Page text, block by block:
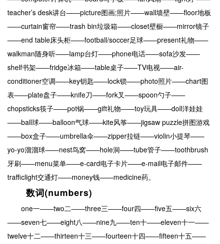
teacher’s desk讲台——picture图画;照片——wall墙壁——floor地板
——curtain窗帘——trash bin垃圾箱——closet壁橱——mirror镜子
——end table床头柜——football/soccer足球——present礼物——
walkman随身听——lamp台灯——phone电话——sofa沙发——
shelf书架——fridge冰箱——table桌子——TV电视——air-
conditioner空调——key钥匙——lock锁——photo照片——chart图
表——plate盘子——knife刀——fork叉——spoon勺子——
chopsticks筷子——pot锅——gift礼物——toy玩具——doll洋娃娃
——ball球——balloon气球——kite风筝——jigsaw puzzle拼图游戏
——box盒子——umbrella伞——zipper拉链——violin小提琴——
yo-yo溜溜球——nest鸟窝——hole洞——tube管子——toothbrush
牙刷——menu菜单——e-card电子卡片——e-mail电子邮件——
trafficlight交通灯——money钱——medicine药。
数词(numbers)
one一——two二——three三——four四——five五——six六
——seven七——eight八——nine九——ten十——eleven十一——
twelve十二——thirteen十三——fourteen十四——fifteen十五——